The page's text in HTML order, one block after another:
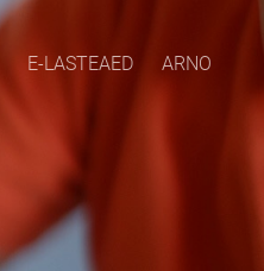
E-LASTEAED ARNO